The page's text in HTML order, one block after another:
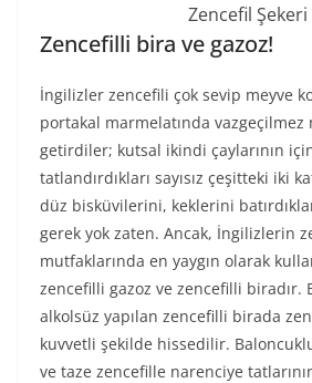
Zencefil Şekeri
Zencefilli bira ve gazoz!
İngilizler zencefili çok sevip meyve
portakal marmelatında vazgeçilmez
getirdiler; kutsal ikindi çaylarının
tatlandırdıkları sayısız çeşitteki iki
düz bisküvilerini, keklerini
gerek yok zaten. Ancak, İngilizlerin
mutfaklarında en yaygın olarak
zencefilli gazoz ve zencefilli biradır.
alkolsüz yapılan zencefilli birada
kuvvetli şekilde hissedilir.
ve taze zencefille narenciye